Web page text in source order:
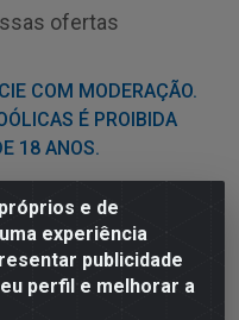
e de
experiência
publicidade
perfil e melhorar a
ofertas
COM MODERAÇÃO.
É PROIBIDA
18 ANOS.
2738, Bloco F -
400 - CNPJ
41